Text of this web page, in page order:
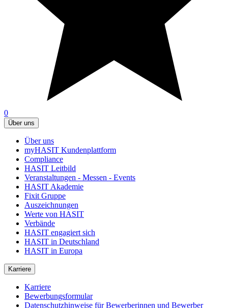
0
Über uns
Über uns
myHASIT Kundenplattform
Compliance
HASIT Leitbild
Veranstaltungen - Messen - Events
HASIT Akademie
Fixit Gruppe
Auszeichnungen
Werte von HASIT
Verbände
HASIT engagiert sich
HASIT in Deutschland
HASIT in Europa
Karriere
Karriere
Bewerbungsformular
Datenschutzhinweise für Bewerberinnen und Bewerber